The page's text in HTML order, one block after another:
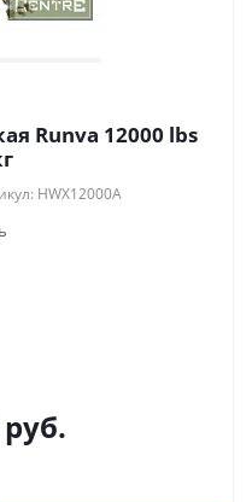
Runva 12000 lbs
HWX12000A
руб.